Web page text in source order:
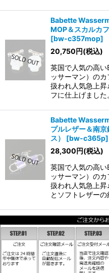
Babette
MOP＆スカルカ
[bw-c357mop]
20,750円(税込)
英国で人気の高
ッサーマン）の
扱われ人気急上
フに仕上げまし
Babette
プルレザー＆南
ス）
[bw-c365p]
28,300円(税込)
英国で人気の高
ッサーマン）の
扱われ人気急上
とソフトレザー